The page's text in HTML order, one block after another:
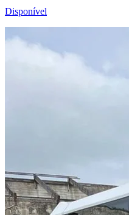
Disponível